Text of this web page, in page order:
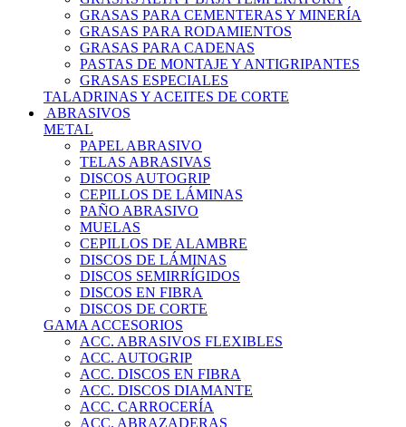
GRASAS PARA CEMENTERAS Y MINERÍA
GRASAS PARA RODAMIENTOS
GRASAS PARA CADENAS
PASTAS DE MONTAJE Y ANTIGRIPANTES
GRASAS ESPECIALES
TALADRINAS Y ACEITES DE CORTE
ABRASIVOS
METAL
PAPEL ABRASIVO
TELAS ABRASIVAS
DISCOS AUTOGRIP
CEPILLOS DE LÁMINAS
PAÑO ABRASIVO
MUELAS
CEPILLOS DE ALAMBRE
DISCOS DE LÁMINAS
DISCOS SEMIRRÍGIDOS
DISCOS EN FIBRA
DISCOS DE CORTE
GAMA ACCESORIOS
ACC. ABRASIVOS FLEXIBLES
ACC. AUTOGRIP
ACC. DISCOS EN FIBRA
ACC. DISCOS DIAMANTE
ACC. CARROCERÍA
ACC. ABRAZADERAS